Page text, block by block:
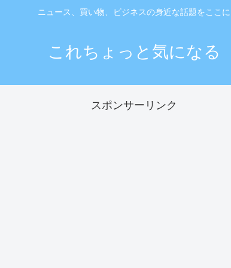
ニュース、買い物、ビジネスの身近な話題をここに
これちょっと気になる
スポンサーリンク